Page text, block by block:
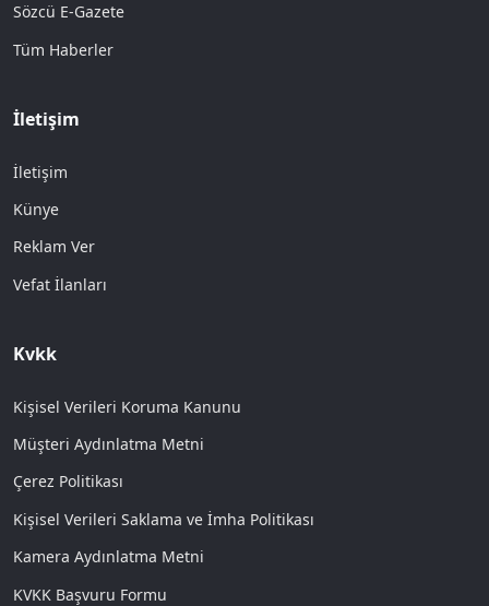
Sözcü E-Gazete
Tüm Haberler
İletişim
İletişim
Künye
Reklam Ver
Vefat İlanları
Kvkk
Kişisel Verileri Koruma Kanunu
Müşteri Aydınlatma Metni
Çerez Politikası
Kişisel Verileri Saklama ve İmha Politikası
Kamera Aydınlatma Metni
KVKK Başvuru Formu